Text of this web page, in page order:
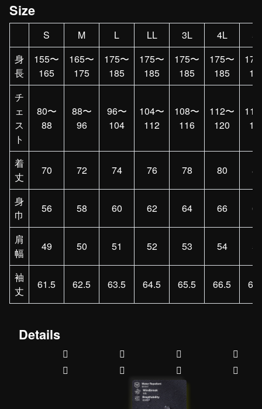
Size
S M L LL 3L 4L
5L
身
長
155〜
165
165〜
175
175〜
185
175〜
185
175〜
185
175〜
185
チ
ェ
ス
ト
80〜
88
88〜
96
96〜
104
104〜
112
108〜
116
112〜
120
着
丈
70 72 74 76 78 80 82
身
巾
56 58 60 62 64 66 68
肩
幅
49 50 51 52 53 54 55
袖
丈
61.5 62.5 63.5 64.5 65.5 66.5
Details